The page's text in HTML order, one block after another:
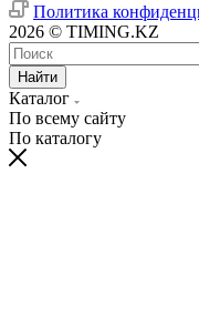
Политика
2026 © TIMING.KZ
Найти
Каталог
По всему сайту
По каталогу